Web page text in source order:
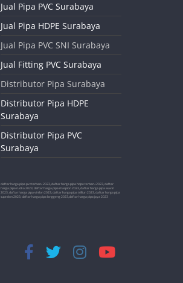
Jual Pipa PVC Surabaya
Jual Pipa HDPE Surabaya
Jual Pipa PVC SNI Surabaya
Jual Fitting PVC Surabaya
Distributor Pipa Surabaya
Distributor Pipa HDPE
Surabaya
Distributor Pipa PVC
Surabaya
daftar harga pipa pvc terbaru 2023, daftar harga pipa hdpe terbaru 2023, daftar
harga pipa rucika 2023, daftar harga pipa maspion 2023, daftar harga pipa wavin
2023, daftar harga pipa vinilon 2023, daftar harga pipa trilliun 2023, daftar harga pipa
supralon 2023, daftar harga pipa langgeng 2023,daftar harga pipa jaya 2023